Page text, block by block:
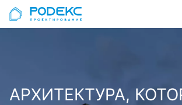
АРХИТЕКТУРА,